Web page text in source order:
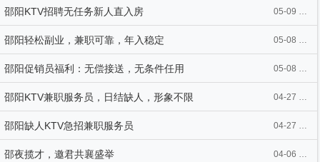
邵阳KTV招聘无任务新人直入房 05-09 15:39
邵阳轻松副业，兼职可靠，年入稳定 05-08 10:42
邵阳促销员福利：无偿接送，无条件任用 05-08 10:42
邵阳KTV兼职服务员，日结缺人，形象不限 04-27 11:00
邵阳缺人KTV急招兼职服务员 04-27 11:00
邵夜揽才，邀君共襄盛举 04-06 23:39